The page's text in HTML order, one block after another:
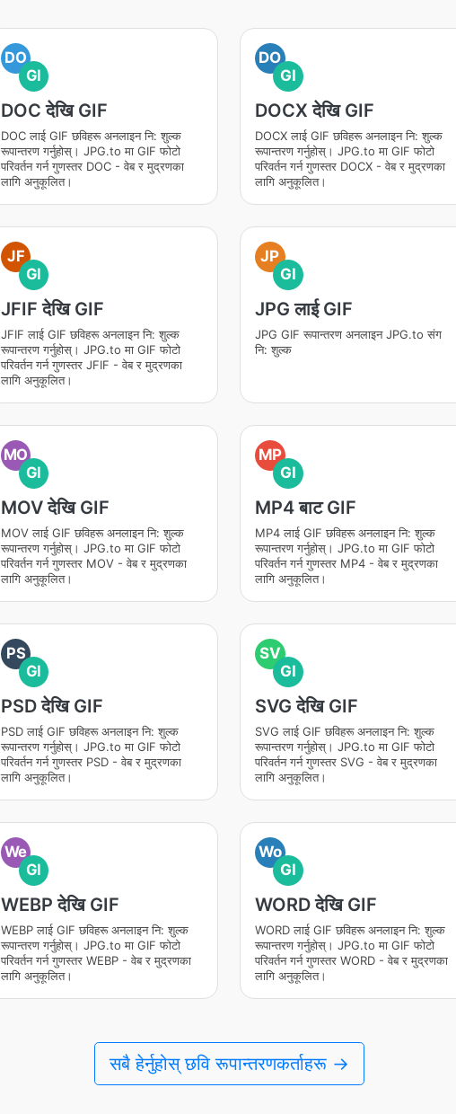
DO
GI
DOC देखि GIF
DOC लाई GIF छविहरू अनलाइन नि: शुल्क
रूपान्तरण गर्नुहोस्। JPG.to मा GIF फोटो
परिवर्तन गर्न गुणस्तर DOC - वेब र मुद्रणका
लागि अनुकूलित।
DO
GI
DOCX देखि GIF
DOCX लाई GIF छविहरू अनलाइन नि: शुल्क
रूपान्तरण गर्नुहोस्। JPG.to मा GIF फोटो
परिवर्तन गर्न गुणस्तर DOCX - वेब र मुद्रणका
लागि अनुकूलित।
JF
GI
JFIF देखि GIF
JFIF लाई GIF छविहरू अनलाइन नि: शुल्क
रूपान्तरण गर्नुहोस्। JPG.to मा GIF फोटो
परिवर्तन गर्न गुणस्तर JFIF - वेब र मुद्रणका
लागि अनुकूलित।
JP
GI
JPG लाई GIF
JPG GIF रूपान्तरण अनलाइन JPG.to संग
नि: शुल्क
MO
GI
MOV देखि GIF
MOV लाई GIF छविहरू अनलाइन नि: शुल्क
रूपान्तरण गर्नुहोस्। JPG.to मा GIF फोटो
परिवर्तन गर्न गुणस्तर MOV - वेब र मुद्रणका
लागि अनुकूलित।
MP
GI
MP4 बाट GIF
MP4 लाई GIF छविहरू अनलाइन नि: शुल्क
रूपान्तरण गर्नुहोस्। JPG.to मा GIF फोटो
परिवर्तन गर्न गुणस्तर MP4 - वेब र मुद्रणका
लागि अनुकूलित।
PS
GI
PSD देखि GIF
PSD लाई GIF छविहरू अनलाइन नि: शुल्क
रूपान्तरण गर्नुहोस्। JPG.to मा GIF फोटो
परिवर्तन गर्न गुणस्तर PSD - वेब र मुद्रणका
लागि अनुकूलित।
SV
GI
SVG देखि GIF
SVG लाई GIF छविहरू अनलाइन नि: शुल्क
रूपान्तरण गर्नुहोस्। JPG.to मा GIF फोटो
परिवर्तन गर्न गुणस्तर SVG - वेब र मुद्रणका
लागि अनुकूलित।
We
GI
WEBP देखि GIF
WEBP लाई GIF छविहरू अनलाइन नि: शुल्क
रूपान्तरण गर्नुहोस्। JPG.to मा GIF फोटो
परिवर्तन गर्न गुणस्तर WEBP - वेब र मुद्रणका
लागि अनुकूलित।
Wo
GI
WORD देखि GIF
WORD लाई GIF छविहरू अनलाइन नि: शुल्क
रूपान्तरण गर्नुहोस्। JPG.to मा GIF फोटो
परिवर्तन गर्न गुणस्तर WORD - वेब र मुद्रणका
लागि अनुकूलित।
सबै हेर्नुहोस् छवि रूपान्तरणकर्ताहरू →